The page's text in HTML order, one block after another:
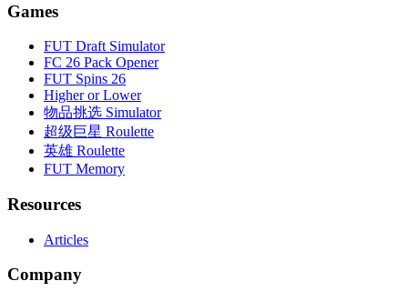
Games
FUT Draft Simulator
FC 26 Pack Opener
FUT Spins 26
Higher or Lower
物品挑选 Simulator
超级巨星 Roulette
英雄 Roulette
FUT Memory
Resources
Articles
Company